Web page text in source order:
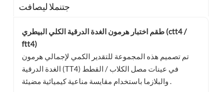
جتنملا ليصافت
طقم اختبار هرمون الغدة الدرقية الكلي البيطري (ctt4 /
ftt4)
تم تصميم هذه المجموعة للتقدير الكمي لإجمالي هرمون
الغدة الدرقية (TT4) في عينات مصل الكلاب / القطط